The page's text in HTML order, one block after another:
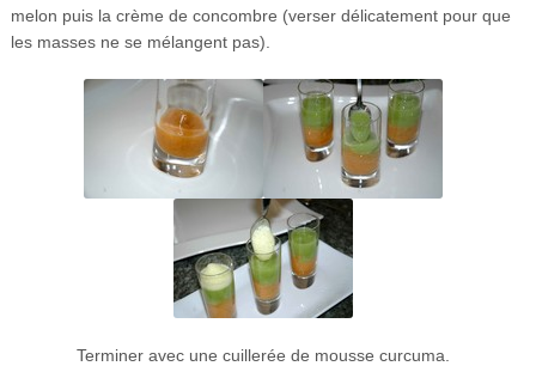
melon puis la crème de concombre (verser délicatement pour que
les masses ne se mélangent pas).
Terminer avec une cuillerée de mousse curcuma.